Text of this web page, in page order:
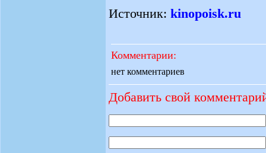
Источник: kinopoisk.ru
Комментарии:
нет комментариев
Добавить свой